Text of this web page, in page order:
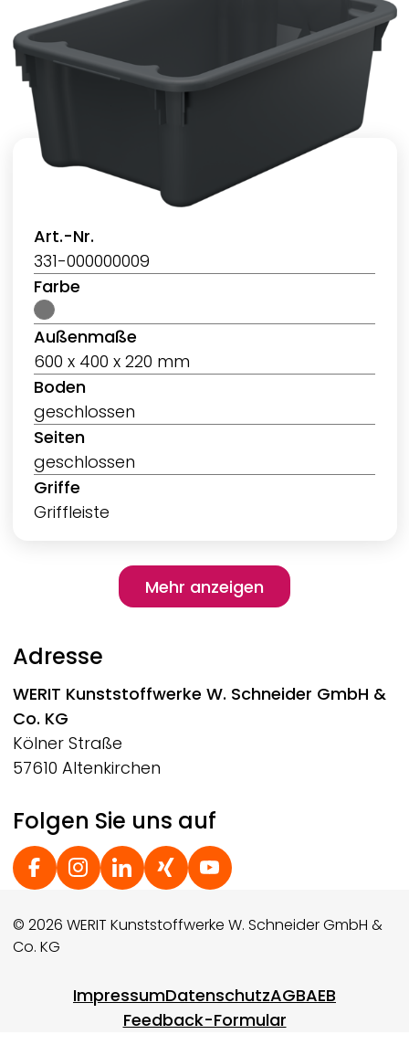
Art.-Nr.
331-000000009
Farbe
Außenmaße
600 x 400 x 220 mm
Boden
geschlossen
Seiten
geschlossen
Griffe
Griffleiste
Pagination
Mehr anzeigen
Mehr anzeigen
Adresse
WERIT Kunststoffwerke W. Schneider GmbH &
Co. KG
Kölner Straße
57610 Altenkirchen
Folgen Sie uns auf
Social Footer
© 2026 WERIT Kunststoffwerke W. Schneider GmbH &
Co. KG
Footer menuImpressumDatenschutzAGBAEB
Feedback-Formular